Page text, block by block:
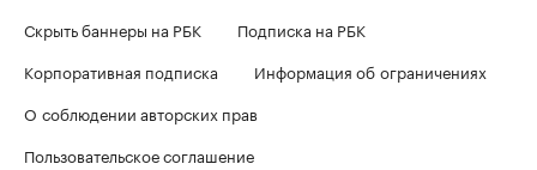
Скрыть баннеры на РБК
Подписка на РБК
Корпоративная подписка
Информация об ограничениях
О соблюдении авторских прав
Пользовательское соглашение